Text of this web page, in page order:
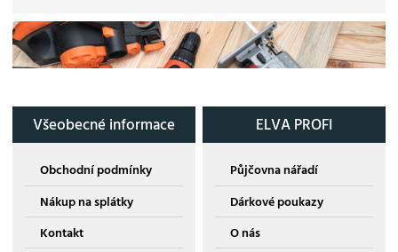
Všeobecné informace
Obchodní podmínky
Nákup na splátky
Kontakt
ELVA PROFI
Půjčovna nářadí
Dárkové poukazy
O nás